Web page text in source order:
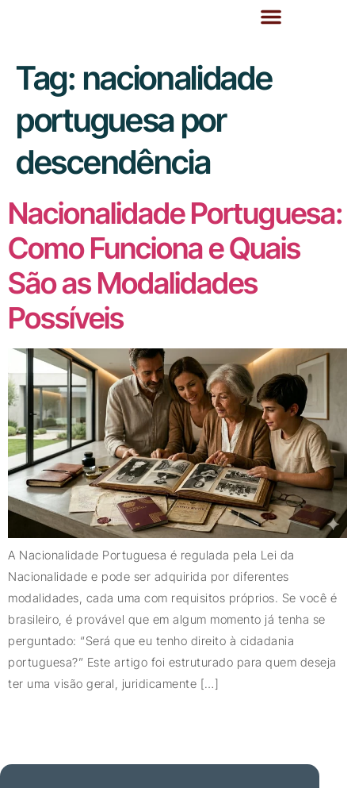
Tag: nacionalidade
portuguesa por
descendência
Nacionalidade Portuguesa:
Como Funciona e Quais
São as Modalidades
Possíveis
A Nacionalidade Portuguesa é regulada pela Lei da
Nacionalidade e pode ser adquirida por diferentes
modalidades, cada uma com requisitos próprios. Se você é
brasileiro, é provável que em algum momento já tenha se
perguntado: “Será que eu tenho direito à cidadania
portuguesa?” Este artigo foi estruturado para quem deseja
ter uma visão geral, juridicamente […]